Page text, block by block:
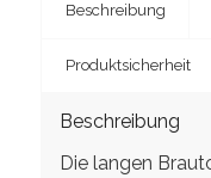
Beschreibung
Produktsicherheit
Beschreibung
Die langen